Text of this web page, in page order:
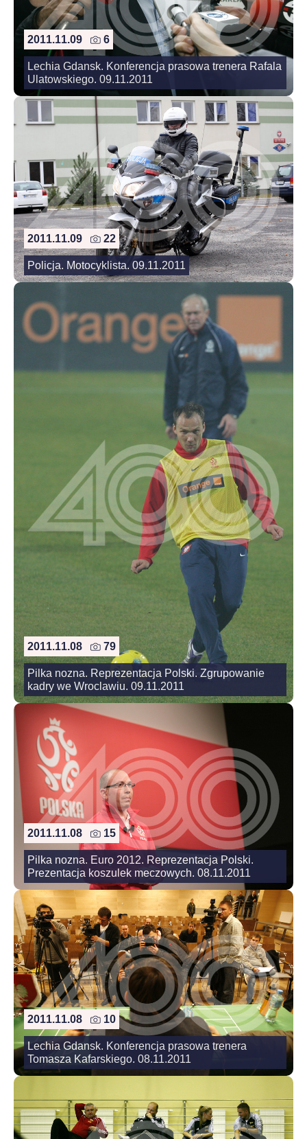
2011.11.09 6
Lechia Gdansk. Konferencja prasowa trenera Rafala
Ulatowskiego. 09.11.2011
2011.11.09 22
Policja. Motocyklista. 09.11.2011
2011.11.08 79
Pilka nozna. Reprezentacja Polski. Zgrupowanie
kadry we Wroclawiu. 09.11.2011
2011.11.08 15
Pilka nozna. Euro 2012. Reprezentacja Polski.
Prezentacja koszulek meczowych. 08.11.2011
2011.11.08 10
Lechia Gdansk. Konferencja prasowa trenera
Tomasza Kafarskiego. 08.11.2011